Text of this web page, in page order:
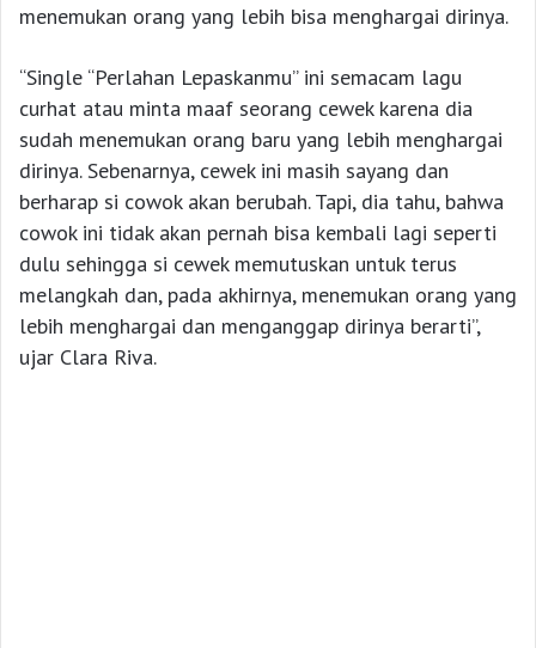
menemukan orang yang lebih bisa menghargai dirinya.
“Single “Perlahan Lepaskanmu” ini semacam lagu
curhat atau minta maaf seorang cewek karena dia
sudah menemukan orang baru yang lebih menghargai
dirinya. Sebenarnya, cewek ini masih sayang dan
berharap si cowok akan berubah. Tapi, dia tahu, bahwa
cowok ini tidak akan pernah bisa kembali lagi seperti
dulu sehingga si cewek memutuskan untuk terus
melangkah dan, pada akhirnya, menemukan orang yang
lebih menghargai dan menganggap dirinya berarti”,
ujar Clara Riva.